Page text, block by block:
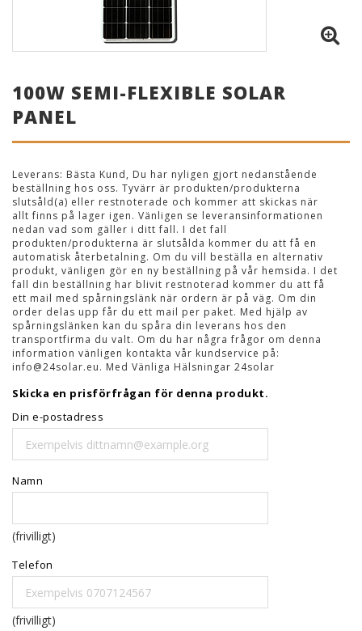
100W SEMI-FLEXIBLE SOLAR
PANEL
Leverans: Bästa Kund, Du har nyligen gjort nedanstående
beställning hos oss. Tyvärr är produkten/produkterna
slutsåld(a) eller restnoterade och kommer att skickas när
allt finns på lager igen. Vänligen se leveransinformationen
nedan vad som gäller i ditt fall. I det fall
produkten/produkterna är slutsålda kommer du att få en
automatisk återbetalning. Om du vill beställa en alternativ
produkt, vänligen gör en ny beställning på vår hemsida. I det
fall din beställning har blivit restnoterad kommer du att få
ett mail med spårningslänk när ordern är på väg. Om din
order delas upp får du ett mail per paket. Med hjälp av
spårningslänken kan du spåra din leverans hos den
transportfirma du valt. Om du har några frågor om denna
information vänligen kontakta vår kundservice på:
info@24solar.eu. Med Vänliga Hälsningar 24solar
Skicka en prisförfrågan för denna produkt.
Din e-postadress
Namn
(frivilligt)
Telefon
(frivilligt)